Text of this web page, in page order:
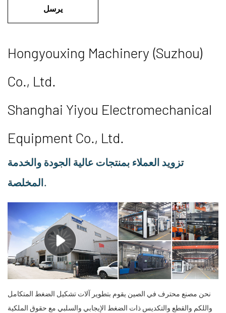
Hongyouxing Machinery (Suzhou)
Co., Ltd.
Shanghai Yiyou Electromechanical
Equipment Co., Ltd.
تزويد العملاء بمنتجات عالية الجودة والخدمة
المخلصة.
نحن مصنع محترف في الصين يقوم بتطوير آلات تشكيل الضغط المتكامل
واللكم والقطع والتكديس ذات الضغط الإيجابي والسلبي مع حقوق الملكية